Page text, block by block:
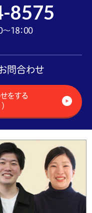
8575
18：00
問合わせ
をする